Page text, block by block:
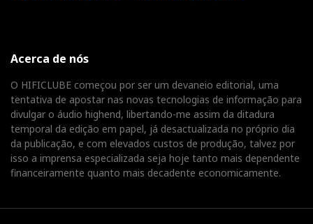
Acerca de nós
O HIFICLUBE começou por ser um devaneio editorial, uma
tentativa de apostar nas novas tecnologias de informação para
divulgar o áudio highend, libertando-me assim da ditadura
temporal da edição em papel, já desactualizada no próprio dia
da publicação, e com elevados custos de produção, talvez por
isso a imprensa especializada seja hoje tanto mais dependente
financeiramente quanto mais decadente economicamente.